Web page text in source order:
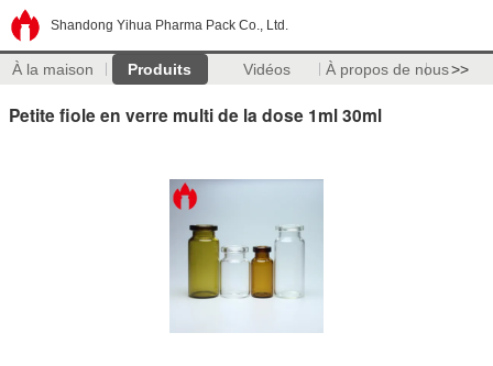
Shandong Yihua Pharma Pack Co., Ltd.
À la maison Produits Vidéos À propos de nous>>
Petite fiole en verre multi de la dose 1ml 30ml